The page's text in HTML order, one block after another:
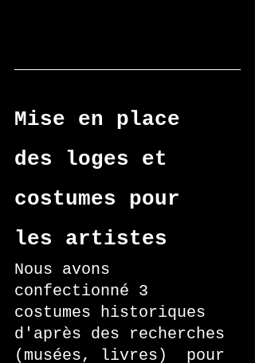
Mise en place
des loges et
costumes pour
les artistes
Nous avons
confectionné 3
costumes historiques
d'après des recherches
(musées, livres)  pour